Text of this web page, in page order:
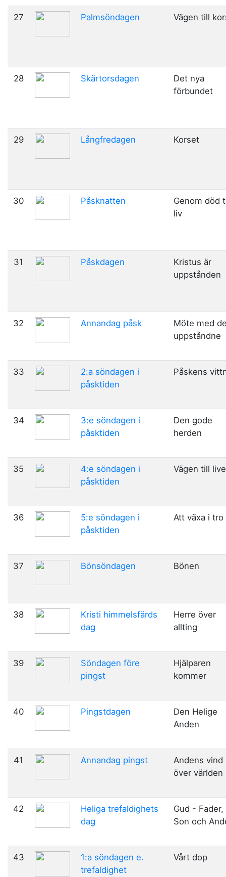
27 Palmsöndagen Vägen till
28 Skärtorsdagen
Det nya
förbundet
29 Långfredagen Korset
30 Påsknatten
Genom död
liv
31 Påskdagen
Kristus är
uppstånden
32 Annandag påsk
Möte med
uppståndne
33
2:a söndagen i
påsktiden
Påskens
34
3:e söndagen i
påsktiden
Den gode
herden
35
4:e söndagen i
påsktiden
Vägen till
36
5:e söndagen i
påsktiden
Att växa i tro
37 Bönsöndagen Bönen
38
Kristi himmelsfärds
dag
Herre över
allting
39
Söndagen före
pingst
Hjälparen
kommer
40 Pingstdagen
Den Helige
Anden
41 Annandag pingst
Andens vind
över världen
42
Heliga trefaldighets
dag
Gud - Fader,
Son och
43
1:a söndagen e.
trefaldighet
Vårt dop